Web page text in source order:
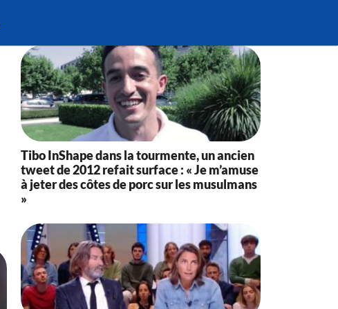
Tibo InShape dans la tourmente, un ancien
tweet de 2012 refait surface : « Je m’amuse
à jeter des côtes de porc sur les musulmans
»